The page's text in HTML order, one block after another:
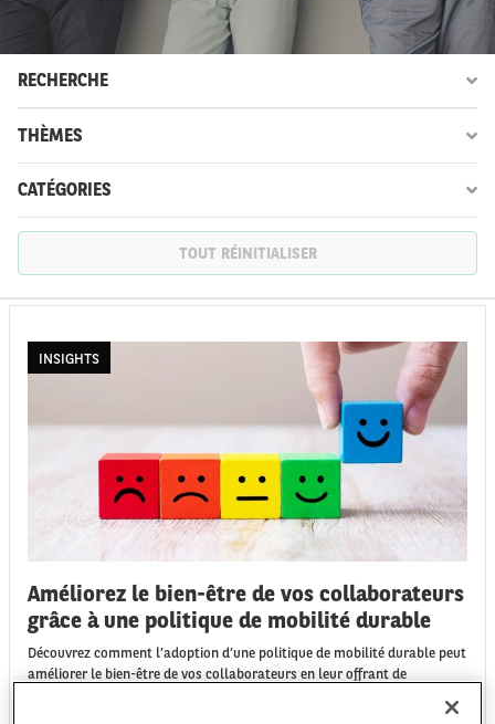
RECHERCHE
THÈMES
CATÉGORIES
TOUT RÉINITIALISER
INSIGHTS
Améliorez le bien-être de vos collaborateurs
grâce à une politique de mobilité durable
Découvrez comment l’adoption d’une politique de mobilité durable peut
améliorer le bien-être de vos collaborateurs en leur offrant de
CAREERS